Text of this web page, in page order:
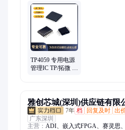
管、三极管、MOS场效应管、车载
器、华邦
TP4059 专用电源
管理IC TP/拓微 封
雅创芯城(深圳)供应链有限
7年 档 回复及时 出
广东深圳
主营： ADI、嵌入式FPGA、赛灵思